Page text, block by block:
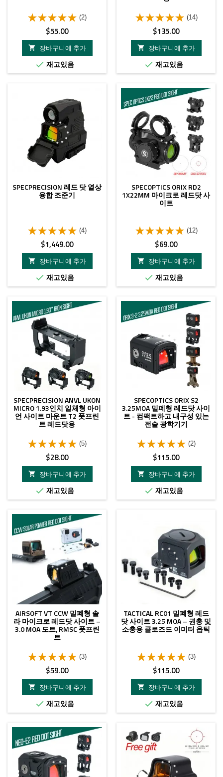
(2)
가
격
$55.00

장바구니에 추가
 재고있음
(14)
가
격
$135.00

장바구니에 추가
 재고있음
SPECPRECISION 레드 닷 열상
융합 조준기
(4)
가
격
$1,449.00

장바구니에 추가
 재고있음
SPECOPTICS ORIX RD2
1X22MM 마이크로 레드닷 사
이트
(12)
가
격
$69.00

장바구니에 추가
 재고있음
SPECPRECISION ANVL UKON
MICRO 1.93인치 일체형 아이
언 사이트 마운트 T2 풋프린
트 레드닷용
(5)
가
격
$28.00

장바구니에 추가
 재고있음
SPECOPTICS ORIX S2
3.25MOA 밀폐형 레드닷 사이
트 - 컴팩트하고 내구성 있는
전술 광학기기
(2)
가
격
$115.00

장바구니에 추가
 재고있음
AIRSOFT VT CCW 밀폐형 솔
라 마이크로 레드닷 사이트 –
3.0 MOA 도트, RMSC 풋프린
트
(3)
가
격
$59.00

장바구니에 추가
 재고있음
TACTICAL RC01 밀폐형 레드
닷 사이트 3.25 MOA – 권총 및
소총용 클로즈드 이미터 옵틱
(3)
가
격
$115.00

장바구니에 추가
 재고있음
신규